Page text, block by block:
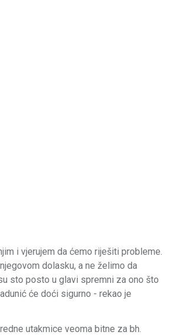
i vjerujem da ćemo riješiti probleme.
dolasku, a ne želimo da
sto posto u glavi spremni za ono što
će doći sigurno - rekao je
utakmice veoma bitne za bh.